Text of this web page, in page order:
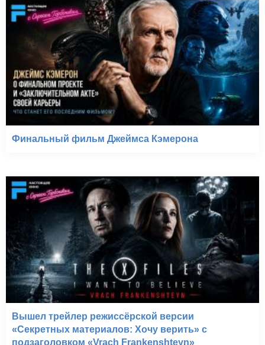
Финальный фильм Джеймса Кэмерона
Вышел трейлер режиссёрской версии
«Секретных материалов: Хочу верить» с
подзаголовком «Vrach Frankenshteyn»